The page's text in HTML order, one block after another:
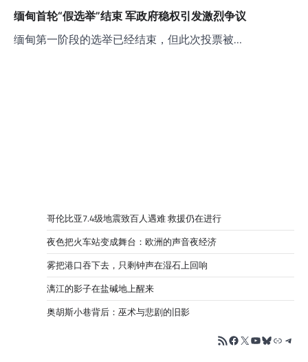
缅甸首轮“假选举”结束 军政府稳权引发激烈争议
缅甸第一阶段的选举已经结束，但此次投票被…
哥伦比亚7.4级地震致百人遇难 救援仍在进行
夜色把火车站变成舞台：欧洲的声音夜经济
雾把港口吞下去，只剩钟声在湿石上回响
漓江的影子在盐碱地上醒来
奥胡斯小巷背后：巫术与悲剧的旧影
RSS FeedFacebook
X YouTube
Bluesky
链接